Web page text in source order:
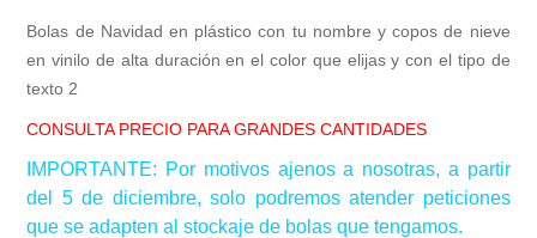
Bolas de Navidad en plástico con tu nombre y copos de nieve
en vinilo de alta duración en el color que elijas y con el tipo de
texto 2
CONSULTA PRECIO PARA GRANDES CANTIDADES
IMPORTANTE: Por motivos ajenos a nosotras, a partir
del 5 de diciembre, solo podremos atender peticiones
que se adapten al stockaje de bolas que tengamos.